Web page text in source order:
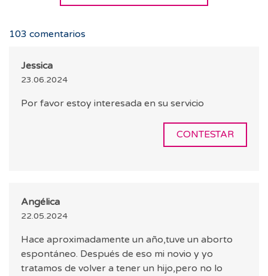
103 comentarios
Jessica
23.06.2024
Por favor estoy interesada en su servicio
CONTESTAR
Angélica
22.05.2024
Hace aproximadamente un año,tuve un aborto
espontáneo. Después de eso mi novio y yo
tratamos de volver a tener un hijo,pero no lo